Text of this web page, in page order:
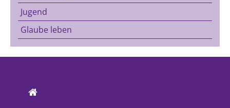
Jugend
Glaube leben